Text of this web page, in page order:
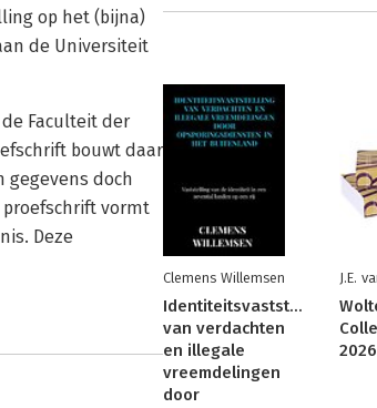
op het (bijna)
de Universiteit
Faculteit der
bouwt daar
gegevens doch
vormt
Deze
Clemens Willemsen
Identiteitsvaststelling
van verdachten
en illegale
vreemdelingen
door
J.E.